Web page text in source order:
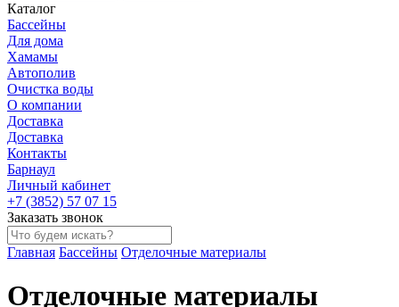
Каталог
Бассейны
Для дома
Хамамы
Автополив
Очистка воды
О компании
Доставка
Доставка
Контакты
Барнаул
Личный кабинет
+7 (3852) 57 07 15
Заказать звонок
Главная Бассейны Отделочные материалы
Отделочные материалы